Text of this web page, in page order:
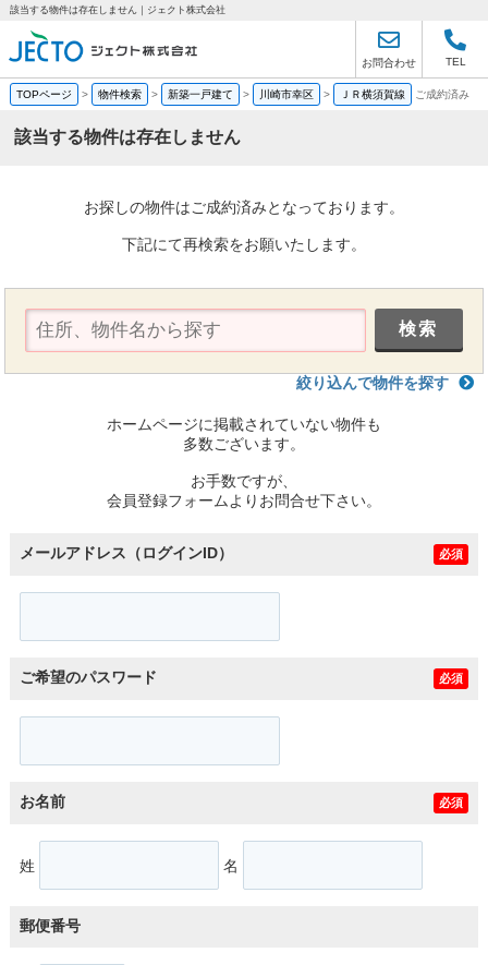
該当する物件は存在しません｜ジェクト株式会社
お問合わせ TEL
TOPページ > 物件検索 > 新築一戸建て > 川崎市幸区 > ＪＲ横須賀線 ご成約済み
該当する物件は存在しません
お探しの物件はご成約済みとなっております。
下記にて再検索をお願いたします。
絞り込んで物件を探す
ホームページに掲載されていない物件も
多数ございます。
お手数ですが、
会員登録フォームよりお問合せ下さい。
メールアドレス（ログインID） 必須
ご希望のパスワード 必須
お名前 必須
姓 名
郵便番号